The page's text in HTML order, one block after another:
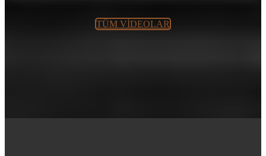
TÜM VİDEOLAR